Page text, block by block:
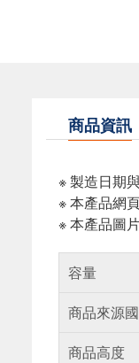
商品資訊
※ 製造日期
※ 本產品網
※ 本產品圖
容量
商品來源
商品高度